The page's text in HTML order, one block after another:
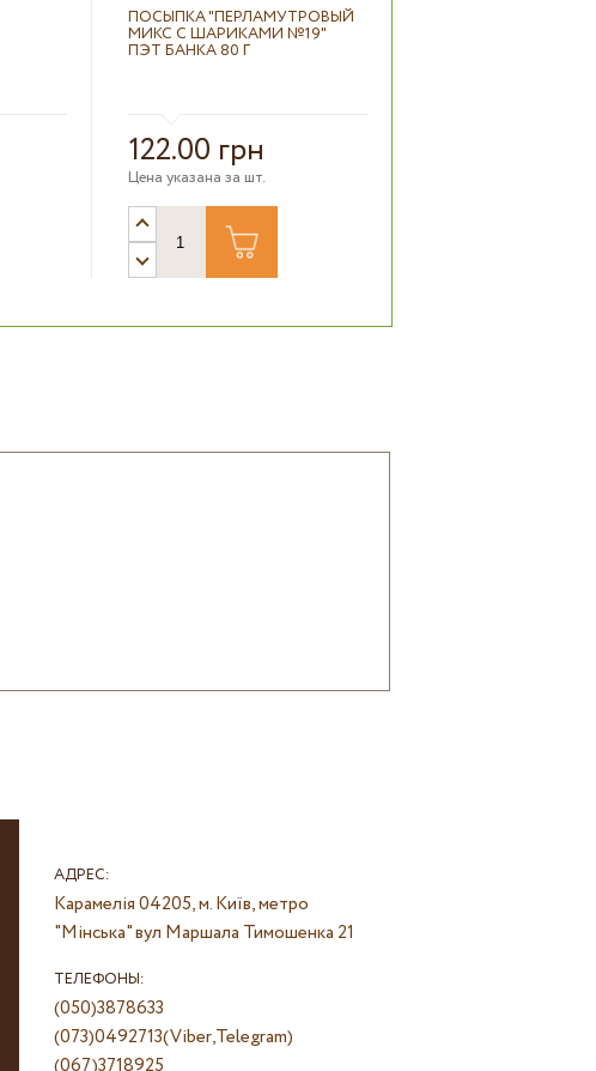
ПОСЫПКА "ПЕРЛАМУТРОВЫЙ
МИКС С ШАРИКАМИ №19"
ПЭТ БАНКА 80 Г
122.00 грн
Цена указана за шт.
АДРЕС:
Карамелія04205, м. Київ, метро
"Мінська" вул Маршала Тимошенка 21
ТЕЛЕФОНЫ:
(050)3878633
(073)0492713(Viber,Telegram)